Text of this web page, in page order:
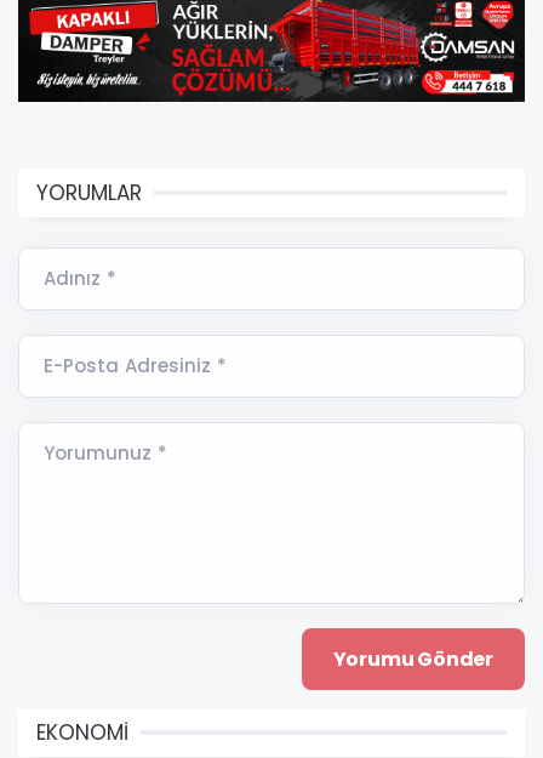
YORUMLAR
Adınız *
E-Posta Adresiniz *
Yorumunuz *
EKONOMİ